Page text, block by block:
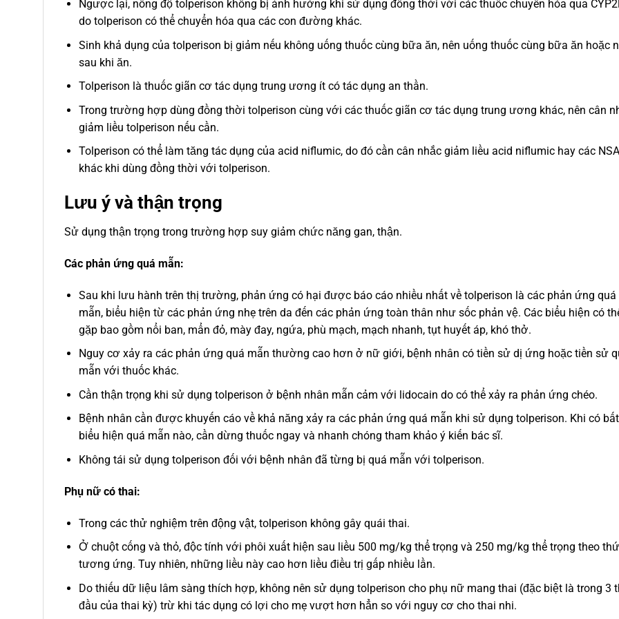
Ngược lại, nồng độ tolperison không bị ảnh hưởng khi sử dụng đồng thời với các thuốc chuyển hóa qua
do tolperison có thể chuyển hóa qua các con đường khác.
Sinh khả dụng của tolperison bị giảm nếu không uống thuốc cùng bữa ăn, nên uống thuốc cùng bữa ăn hoặc
sau khi ăn.
Tolperison là thuốc giãn cơ tác dụng trung ương ít có tác dụng an thần.
Trong trường hợp dùng đồng thời tolperison cùng với các thuốc giãn cơ tác dụng trung ương khác, nên cân
giảm liều tolperison nếu cần.
Tolperison có thể làm tăng tác dụng của acid niflumic, do đó cần cân nhắc giảm liều acid niflumic hay các
khác khi dùng đồng thời với tolperison.
Lưu ý và thận trọng
Sử dụng thận trọng trong trường hợp suy giảm chức năng gan, thận.
Các phản ứng quá mẫn:
Sau khi lưu hành trên thị trường, phản ứng có hại được báo cáo nhiều nhất về tolperison là các phản ứng quá
mẫn, biểu hiện từ các phản ứng nhẹ trên da đến các phản ứng toàn thân như sốc phản vệ. Các biểu hiện có
gặp bao gồm nổi ban, mẩn đỏ, mày đay, ngứa, phù mạch, mạch nhanh, tụt huyết áp, khó thở.
Nguy cơ xảy ra các phản ứng quá mẫn thường cao hơn ở nữ giới, bệnh nhân có tiền sử dị ứng hoặc tiền sử
mẫn với thuốc khác.
Cần thận trọng khi sử dụng tolperison ở bệnh nhân mẫn cảm với lidocain do có thể xảy ra phản ứng chéo.
Bệnh nhân cần được khuyến cáo về khả năng xảy ra các phản ứng quá mẫn khi sử dụng tolperison. Khi có
biểu hiện quá mẫn nào, cần dừng thuốc ngay và nhanh chóng tham khảo ý kiến bác sĩ.
Không tái sử dụng tolperison đối với bệnh nhân đã từng bị quá mẫn với tolperison.
Phụ nữ có thai:
Trong các thử nghiệm trên động vật, tolperison không gây quái thai.
Ở chuột cống và thỏ, độc tính với phôi xuất hiện sau liều 500 mg/kg thể trọng và 250 mg/kg thể trọng theo
tương ứng. Tuy nhiên, những liều này cao hơn liều điều trị gấp nhiều lần.
Do thiếu dữ liệu lâm sàng thích hợp, không nên sử dụng tolperison cho phụ nữ mang thai (đặc biệt là trong 3
đầu của thai kỳ) trừ khi tác dụng có lợi cho mẹ vượt hơn hẳn so với nguy cơ cho thai nhi.